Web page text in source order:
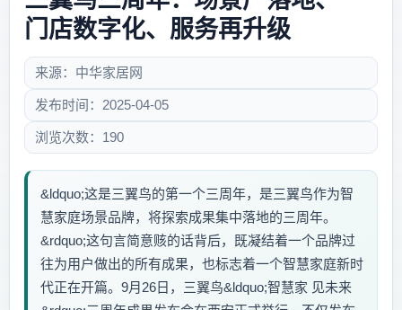
门店数字化、服务再升级
来源：中华家居网
发布时间：2025-04-05
浏览次数：190
&ldquo;这是三翼鸟的第一个三周年，是三翼鸟作为智
慧家庭场景品牌，将探索成果集中落地的三周年。
&rdquo;这句言简意赅的话背后，既凝结着一个品牌过
往为用户做出的所有成果，也标志着一个智慧家庭新时
代正在开篇。9月26日，三翼鸟&ldquo;智慧家 见未来